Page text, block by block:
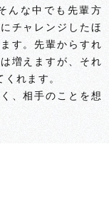
んな中でも先輩方
チャレンジしたほ
す。先輩からすれ
増えますが、それ
れます。
、相手のことを想